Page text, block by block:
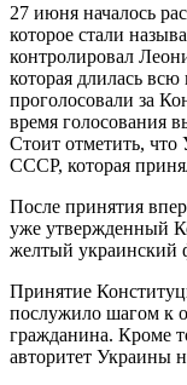
27 июня началось
которое стали
контролировал
которая длилась
проголосовали за
время голосования
Стоит отметить, что
СССР, которая
После принятия
уже утвержденный
желтый украинский
Принятие
послужило шагом к
гражданина. Кроме
авторитет Украины